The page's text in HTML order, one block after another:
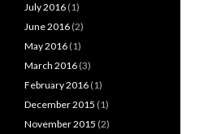
July 2016 (1)
June 2016 (2)
May 2016 (1)
March 2016 (3)
February 2016 (1)
December 2015 (1)
November 2015 (2)